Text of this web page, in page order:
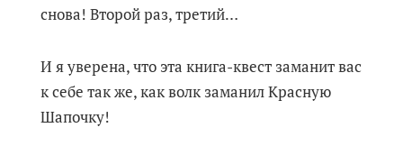
снова! Второй раз, третий…
И я уверена, что эта книга-квест заманит вас
к себе так же, как волк заманил Красную
Шапочку!